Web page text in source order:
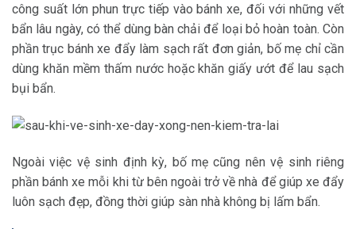
công suất lớn phun trực tiếp vào bánh xe, đối với những vết
bẩn lâu ngày, có thể dùng bàn chải để loại bỏ hoàn toàn. Còn
phần trục bánh xe đẩy làm sạch rất đơn giản, bố mẹ chỉ cần
dùng khăn mềm thấm nước hoặc khăn giấy ướt để lau sạch
bụi bẩn.
Ngoài việc vệ sinh định kỳ, bố mẹ cũng nên vệ sinh riêng
phần bánh xe mỗi khi từ bên ngoài trở về nhà để giúp xe đẩy
luôn sạch đẹp, đồng thời giúp sàn nhà không bị lấm bẩn.